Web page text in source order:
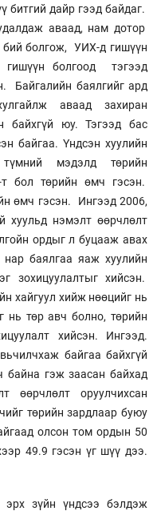
битгий дайр гээд байдаг.
аваад, нам дотор
бий болгож, УИХ-д гишүүн
гишүүн болгоод тэгээд
Байгалийн баялгийг ард
аваад захиран
байхгүй юу. Тэгээд бас
байгаа. Үндсэн хуулийн
мэдэлд төрийн
бол төрийн өмч гэсэн.
өмч гэсэн. Ингээд 2006,
нэмэлт өөрчлөлт
ордыг л буцааж авах
баялгаа яаж хуулийн
зохицуулалтыг хийсэн.
хайгуул хийж нөөцийг нь
нь төр авч болно, төрийн
хийсэн. Ингээд.
байгаа байхгүй
байна гэж заасан байхад
өөрчлөлт оруулчихсан
төрийн зардлаар буюу
олсон том ордын 50
49.9 гэсэн үг шүү дээ.
эрх зүйн үндсээ бэлдэж